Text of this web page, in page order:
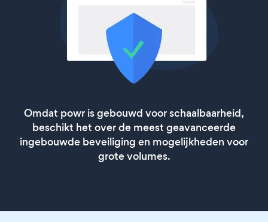
Omdat powr is gebouwd voor schaalbaarheid,
beschikt het over de meest geavanceerde
ingebouwde beveiliging en mogelijkheden voor
grote volumes.